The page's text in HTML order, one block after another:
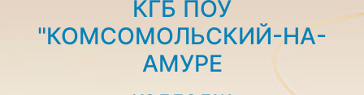
КГБ ПОУ
"КОМСОМОЛЬСКИЙ-НА-
АМУРЕ